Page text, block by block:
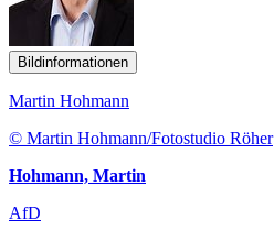
Bildinformationen
Martin Hohmann
© Martin Hohmann/Fotostudio Röher
Hohmann, Martin
AfD